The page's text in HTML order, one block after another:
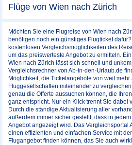
Flüge von Wien nach Zürich
Möchten Sie eine Flugreise von Wien nach
benötigen noch ein günstiges Flugticket
kostenlosen Vergleichsmöglichkeiten des
um das preiswerteste Angebot zu ermitteln.
Wien nach Zürich lässt sich schnell und
Vergleichsrechner von Ab-in-den-Urlaub.de
Möglichkeit, die Ticketangebote von weit
Fluggesellschaften miteinander zu
genau die Offerte aussuchen können, die
ganz entspricht. Nur ein Klick trennt Sie dabei
Durch die ständige Aktualisierung aller
außerdem immer sicher gestellt, dass in
Angebot angezeigt wird. Das Vergleichsportal
einen effizienten und einfachen Service mit
Flugangebot finden können, das Sie auch